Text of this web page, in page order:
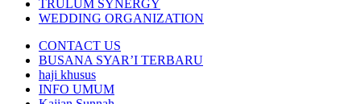
TRULUM SYNERGY
WEDDING ORGANIZATION
CONTACT US
BUSANA SYAR’I TERBARU
haji khusus
INFO UMUM